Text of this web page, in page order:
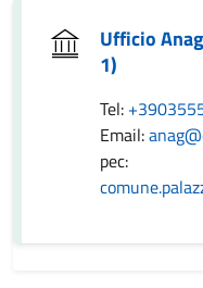
Ufficio
1)
Tel:
Email:
pec: